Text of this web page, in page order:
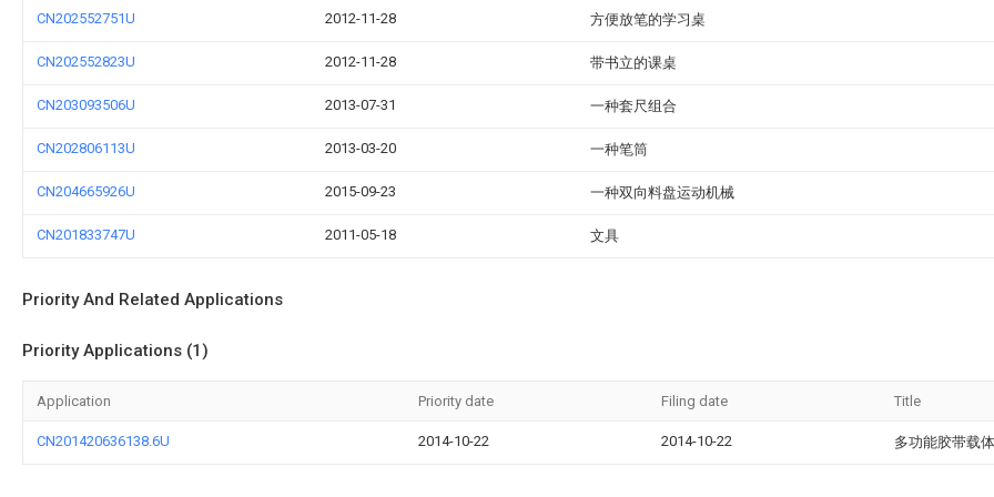
CN202552751U 2012-11-28 方便放笔的学习桌
CN202552823U 2012-11-28 带书立的课桌
CN203093506U 2013-07-31 一种套尺组合
CN202806113U 2013-03-20 一种笔筒
CN204665926U 2015-09-23 一种双向料盘运动机械
CN201833747U 2011-05-18 文具
Priority And Related Applications
Priority Applications (1)
Application Priority date Filing date Title
CN201420636138.6U 2014-10-22 2014-10-22 多功能胶带载体